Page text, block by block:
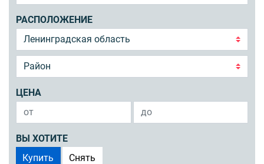
РАСПОЛОЖЕНИЕ
ЦЕНА
ВЫ ХОТИТЕ
Купить
Снять